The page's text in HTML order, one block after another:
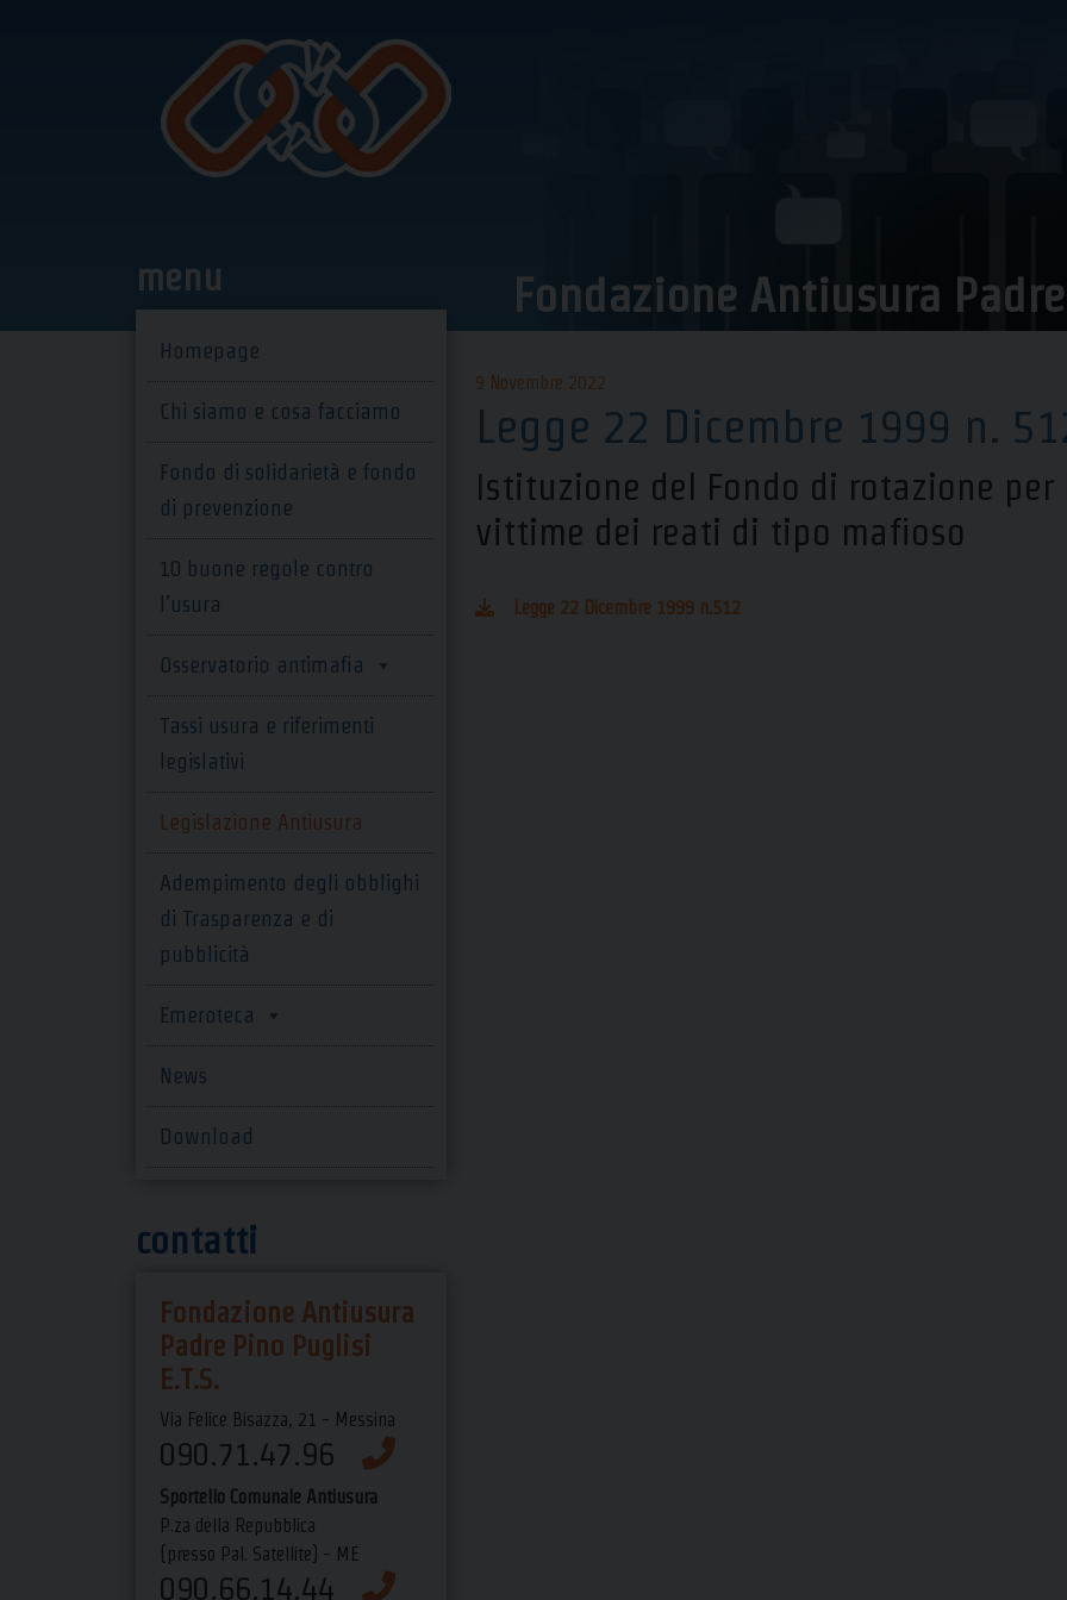
Fondazione Antiusura
menu
Homepage
Chi siamo e cosa facciamo
Fondo di solidarietà e fondo
di prevenzione
10 buone regole contro
l’usura
Osservatorio antimafia
Tassi usura e riferimenti
legislativi
Legislazione Antiusura
Adempimento degli obblighi
di Trasparenza e di
pubblicità
Emeroteca
News
Download
contatti
Fondazione Antiusura
Padre Pino Puglisi
E.T.S.
Via Felice Bisazza, 21 - Messina
090.71.47.96
Sportello Comunale Antiusura
P.za della Repubblica
(presso Pal. Satellite) - ME
090.66.14.44
9 Novembre 2022
Legge 22 Dicembre 1999 n.
Istituzione del Fondo di rotazione
vittime dei reati di tipo mafioso
Legge 22 Dicembre 1999 n.512